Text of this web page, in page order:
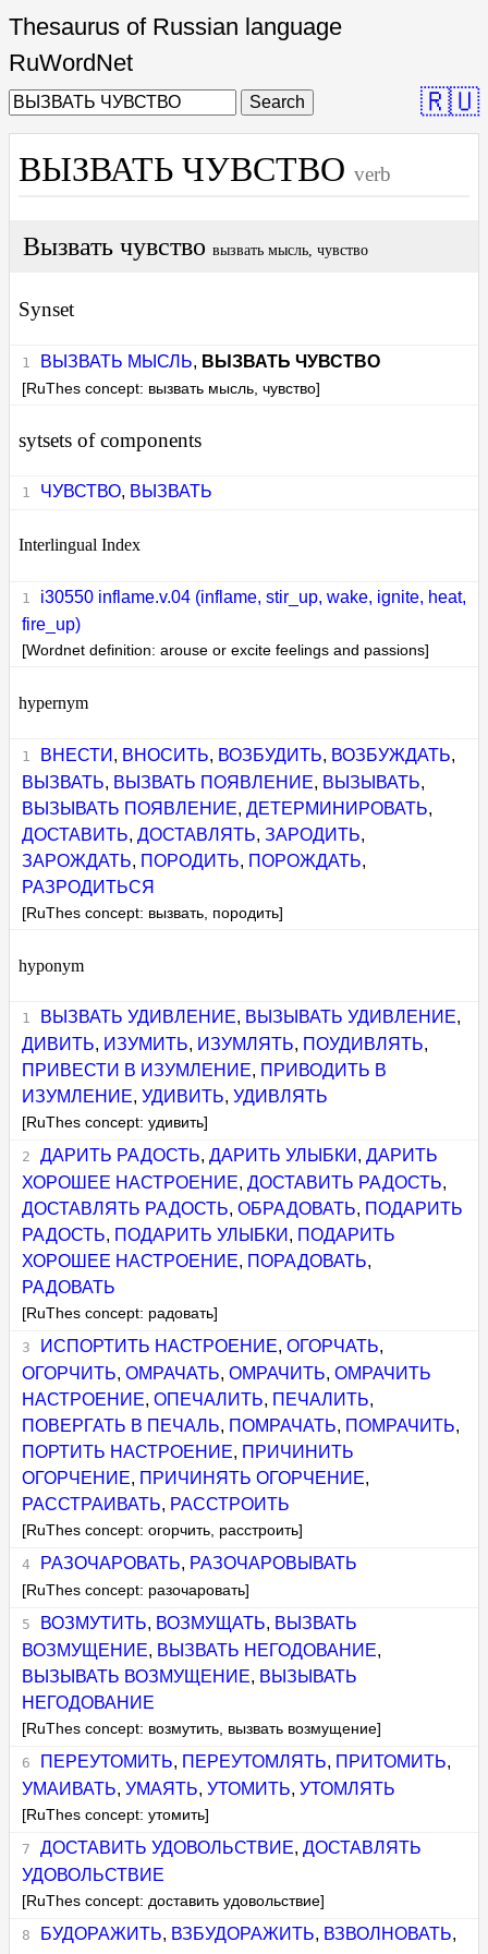
Thesaurus of Russian language
RuWordNet
Search 🇷🇺
ВЫЗВАТЬ ЧУВСТВО verb
Вызвать чувство вызвать мысль, чувство
Synset
ВЫЗВАТЬ МЫСЛЬ, ВЫЗВАТЬ ЧУВСТВО
[RuThes concept: вызвать мысль, чувство]
sytsets of components
ЧУВСТВО, ВЫЗВАТЬ
Interlingual Index
i30550 inflame.v.04 (inflame, stir_up, wake, ignite, heat,
fire_up)
[Wordnet definition: arouse or excite feelings and passions]
hypernym
ВНЕСТИ , ВНОСИТЬ, ВОЗБУДИТЬ, ВОЗБУЖДАТЬ,
ВЫЗВАТЬ, ВЫЗВАТЬ ПОЯВЛЕНИЕ, ВЫЗЫВАТЬ,
ВЫЗЫВАТЬ ПОЯВЛЕНИЕ,ДЕТЕРМИНИРОВАТЬ,
ДОСТАВИТЬ,ДОСТАВЛЯТЬ,ЗАРОДИТЬ,
ЗАРОЖДАТЬ, ПОРОДИТЬ, ПОРОЖДАТЬ,
РАЗРОДИТЬСЯ
[RuThes concept: вызвать, породить]
hyponym
ВЫЗВАТЬ УДИВЛЕНИЕ, ВЫЗЫВАТЬ УДИВЛЕНИЕ,
ДИВИТЬ, ИЗУМИТЬ, ИЗУМЛЯТЬ, ПОУДИВЛЯТЬ,
ПРИВЕСТИ В ИЗУМЛЕНИЕ, ПРИВОДИТЬ В
ИЗУМЛЕНИЕ,УДИВИТЬ,УДИВЛЯТЬ
[RuThes concept: удивить]
ДАРИТЬ РАДОСТЬ, ДАРИТЬ УЛЫБКИ , ДАРИТЬ
ХОРОШЕЕ НАСТРОЕНИЕ,ДОСТАВИТЬ РАДОСТЬ,
ДОСТАВЛЯТЬ РАДОСТЬ,ОБРАДОВАТЬ, ПОДАРИТЬ
РАДОСТЬ, ПОДАРИТЬ УЛЫБКИ , ПОДАРИТЬ
ХОРОШЕЕ НАСТРОЕНИЕ, ПОРАДОВАТЬ,
РАДОВАТЬ
[RuThes concept: радовать]
ИСПОРТИТЬ НАСТРОЕНИЕ, ОГОРЧАТЬ,
ОГОРЧИТЬ,ОМРАЧАТЬ,ОМРАЧИТЬ,ОМРАЧИТЬ
НАСТРОЕНИЕ,ОПЕЧАЛИТЬ, ПЕЧАЛИТЬ,
ПОВЕРГАТЬ В ПЕЧАЛЬ, ПОМРАЧАТЬ, ПОМРАЧИТЬ,
ПОРТИТЬ НАСТРОЕНИЕ, ПРИЧИНИТЬ
ОГОРЧЕНИЕ, ПРИЧИНЯТЬ ОГОРЧЕНИЕ,
РАССТРАИВАТЬ, РАССТРОИТЬ
[RuThes concept: огорчить, расстроить]
РАЗОЧАРОВАТЬ, РАЗОЧАРОВЫВАТЬ
[RuThes concept: разочаровать]
ВОЗМУТИТЬ, ВОЗМУЩАТЬ, ВЫЗВАТЬ
ВОЗМУЩЕНИЕ, ВЫЗВАТЬ НЕГОДОВАНИЕ,
ВЫЗЫВАТЬ ВОЗМУЩЕНИЕ, ВЫЗЫВАТЬ
НЕГОДОВАНИЕ
[RuThes concept: возмутить, вызвать возмущение]
ПЕРЕУТОМИТЬ, ПЕРЕУТОМЛЯТЬ, ПРИТОМИТЬ,
УМАИВАТЬ,УМАЯТЬ,УТОМИТЬ,УТОМЛЯТЬ
[RuThes concept: утомить]
ДОСТАВИТЬ УДОВОЛЬСТВИЕ, ДОСТАВЛЯТЬ
УДОВОЛЬСТВИЕ
[RuThes concept: доставить удовольствие]
БУДОРАЖИТЬ, ВЗБУДОРАЖИТЬ, ВЗВОЛНОВАТЬ,